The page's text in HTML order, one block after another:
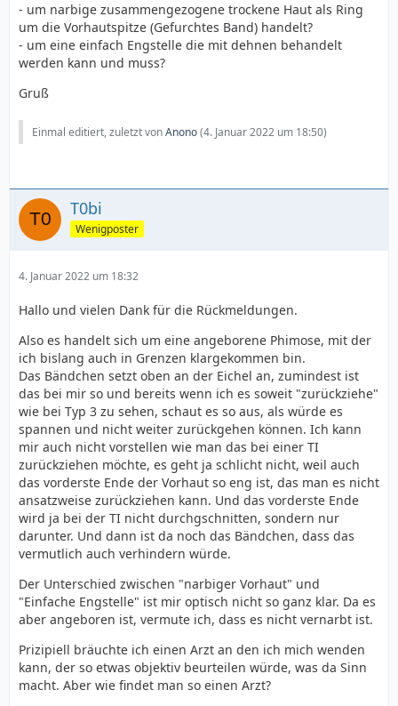
- um narbige zusammengezogene trockene Haut als Ring
um die Vorhautspitze (Gefurchtes Band) handelt?
- um eine einfach Engstelle die mit dehnen behandelt
werden kann und muss?
Gruß
Einmal editiert, zuletzt vonAnono(4. Januar 2022 um 18:50)
T0bi
Wenigposter
4. Januar 2022 um 18:32
Hallo und vielen Dank für die Rückmeldungen.
Also es handelt sich um eine angeborene Phimose, mit der
ich bislang auch in Grenzen klargekommen bin.
Das Bändchen setzt oben an der Eichel an, zumindest ist
das bei mir so und bereits wenn ich es soweit "zurückziehe"
wie bei Typ 3 zu sehen, schaut es so aus, als würde es
spannen und nicht weiter zurückgehen können. Ich kann
mir auch nicht vorstellen wie man das bei einer TI
zurückziehen möchte, es geht ja schlicht nicht, weil auch
das vorderste Ende der Vorhaut so eng ist, das man es nicht
ansatzweise zurückziehen kann. Und das vorderste Ende
wird ja bei der TI nicht durchgschnitten, sondern nur
darunter. Und dann ist da noch das Bändchen, dass das
vermutlich auch verhindern würde.
Der Unterschied zwischen "narbiger Vorhaut" und
"Einfache Engstelle" ist mir optisch nicht so ganz klar. Da es
aber angeboren ist, vermute ich, dass es nicht vernarbt ist.
Prizipiell bräuchte ich einen Arzt an den ich mich wenden
kann, der so etwas objektiv beurteilen würde, was da Sinn
macht. Aber wie findet man so einen Arzt?